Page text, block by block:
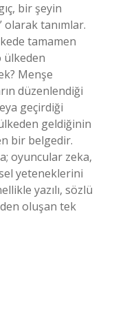
bir şeyin
tanımlar.
tamamen
ülkeden
Menşe
düzenlendiği
geçirdiği
geldiğinin
bir belgedir.
oyuncular zeka,
yeteneklerini
yazılı, sözlü
oluşan tek